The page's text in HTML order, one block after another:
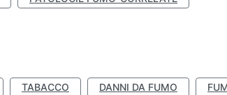
TABACCO DANNI DA FUMO